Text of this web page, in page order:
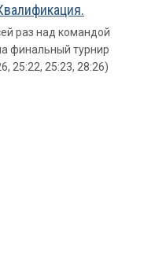
раз над командой
финальный турнир
25:22, 25:23, 28:26)